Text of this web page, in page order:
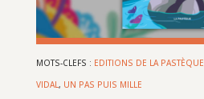
MOTS-CLEFS : EDITIONS DE LA PASTÈQUE
VIDAL , UN PAS PUIS MILLE